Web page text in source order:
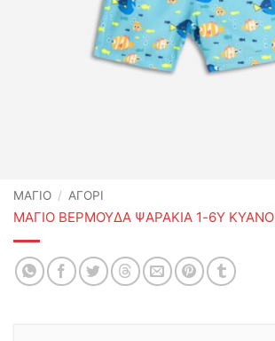
ΜΑΓΙΟ / ΑΓΌΡΙ
ΜΑΓΙΟ ΒΕΡΜΟΥΔΑ ΨΑΡΑΚΙΑ 1-6Υ ΚΥΑΝΟ